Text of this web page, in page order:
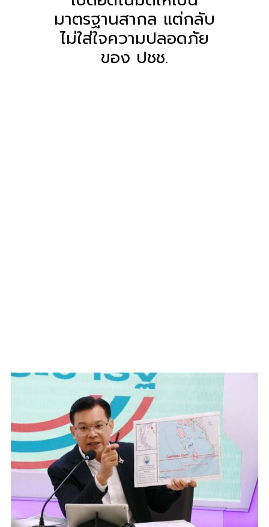
มาตรฐานสากล แต่กลับ
ไม่ใส่ใจความปลอดภัย
ของ ปชช.